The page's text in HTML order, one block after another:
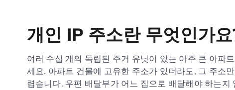
개인 IP 주소란 무엇인가
여러 수십 개의 독립된 주거 유닛이 있는 아주 큰 아파
세요. 아파트 건물에 고유한 주소가 있더라도, 그 주소
렵습니다. 우편 배달부가 어느 집으로 배달해야 하는지